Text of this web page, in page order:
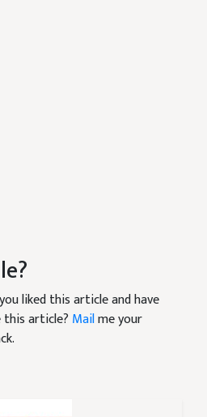
liked this article and have
article? Mailme your